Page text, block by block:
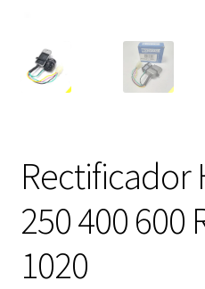
Rectificador
250 400 600
1020